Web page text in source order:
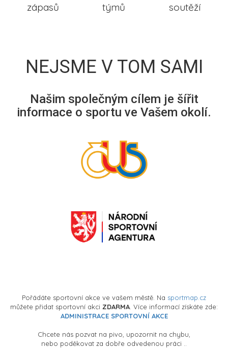
zápasů týmů soutěží
NEJSME V TOM SAMI
Našim společným cílem je šířit
informace o sportu ve Vašem okolí.
Pořádáte sportovní akce ve vašem městě. Na sportmap.cz
můžete přidat sportovní akci ZDARMA . Více informací získáte zde:
ADMINISTRACE SPORTOVNÍ AKCE
Chcete nás pozvat na pivo, upozornit na chybu,
nebo poděkovat za dobře odvedenou práci ..